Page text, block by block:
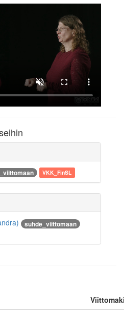
VKK_FinSL
suhde_viittomaan